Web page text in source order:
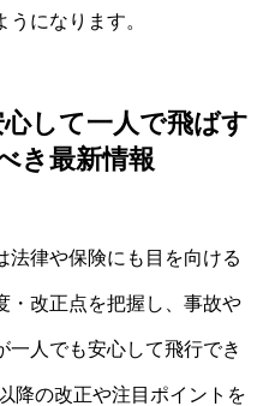
になります。
して一人で飛ばす
き最新情報
法律や保険にも目を向ける
・改正点を把握し、事故や
一人でも安心して飛行でき
降の改正や注目ポイントを